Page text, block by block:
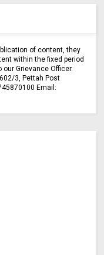
of content, they
within the fixed period
Grievance Officer.
3, Pettah Post
Email: